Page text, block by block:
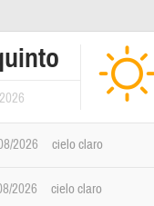
2026 cielo claro
2026 cielo claro